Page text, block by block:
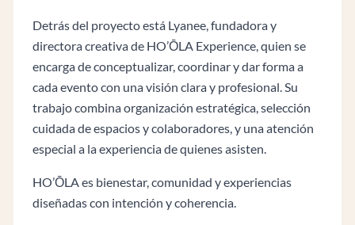
Detrás del proyecto está Lyanee, fundadora y
directora creativa de HO’ŌLA Experience, quien se
encarga de conceptualizar, coordinar y dar forma a
cada evento con una visión clara y profesional. Su
trabajo combina organización estratégica, selección
cuidada de espacios y colaboradores, y una atención
especial a la experiencia de quienes asisten.
HO’ŌLA es bienestar, comunidad y experiencias
diseñadas con intención y coherencia.